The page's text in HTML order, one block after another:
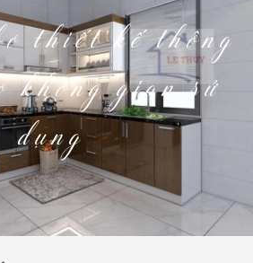
THIẾT BỊ NHÀ BẾP
PHÒNG NGỦ TIN TỨC
thiết kế thông
không gian sử
dụng